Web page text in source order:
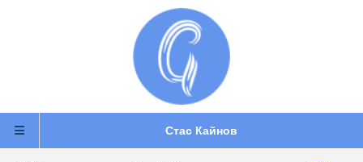
Стас Кайнов